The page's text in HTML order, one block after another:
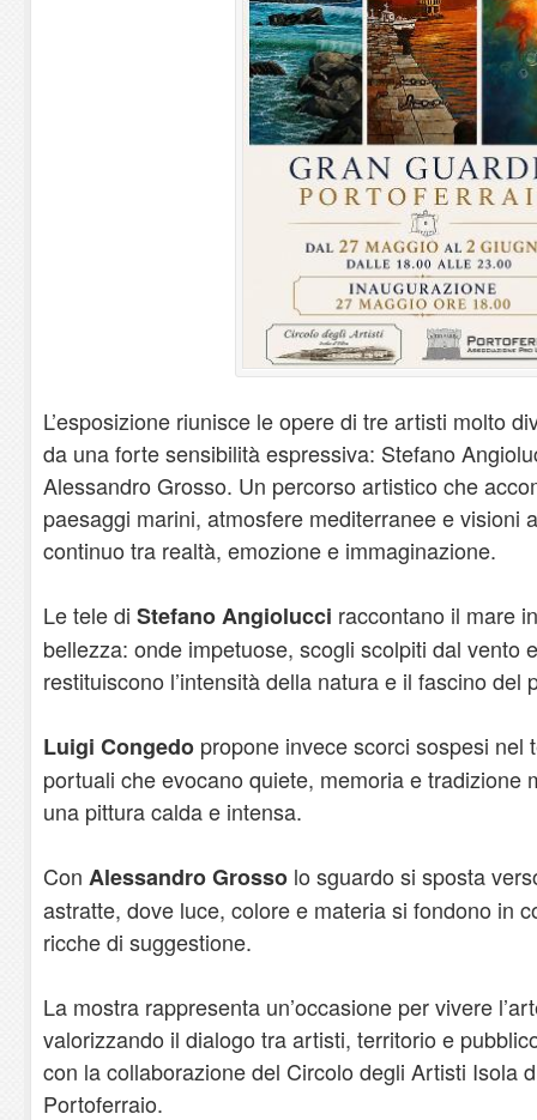
L’esposizione riunisce le opere di tre artisti molto
da una forte sensibilità espressiva: Stefano
Alessandro Grosso. Un percorso artistico che
paesaggi marini, atmosfere mediterranee e visioni
continuo tra realtà, emozione e immaginazione.
Le tele di Stefano Angiolucci raccontano il mare
bellezza: onde impetuose, scogli scolpiti dal vento
restituiscono l’intensità della natura e il fascino del
Luigi Congedo propone invece scorci sospesi nel
portuali che evocano quiete, memoria e tradizione
una pittura calda e intensa.
Con Alessandro Grosso lo sguardo si sposta
astratte, dove luce, colore e materia si fondono in
ricche di suggestione.
La mostra rappresenta un’occasione per vivere
valorizzando il dialogo tra artisti, territorio e
con la collaborazione del Circolo degli Artisti Isola
Portoferraio.